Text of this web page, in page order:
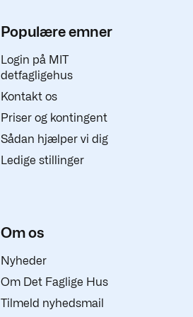
Populære emner
Login på MIT
detfagligehus
Kontakt os
Priser og kontingent
Sådan hjælper vi dig
Ledige stillinger
Om os
Nyheder
Om Det Faglige Hus
Tilmeld nyhedsmail